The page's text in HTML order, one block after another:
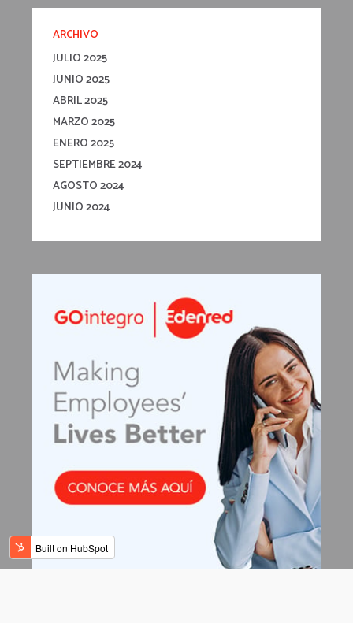
ARCHIVO
JULIO 2025
JUNIO 2025
ABRIL 2025
MARZO 2025
ENERO 2025
SEPTIEMBRE 2024
AGOSTO 2024
JUNIO 2024